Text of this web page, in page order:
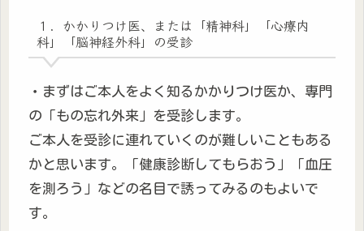
１．かかりつけ医、または「精神科」「心療内
科」「脳神経外科」の受診
・まずはご本人をよく知るかかりつけ医か、専門
の「もの忘れ外来」を受診します。
ご本人を受診に連れていくのが難しいこともある
かと思います。「健康診断してもらおう」「血圧
を測ろう」などの名目で誘ってみるのもよいで
す。